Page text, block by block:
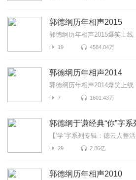
郭德纲历年相声2015
19 4584.04万
郭德纲历年相声2014
7 1601.43万
郭德纲于谦经典“你”字系
29 2.86亿
郭德纲历年相声2010